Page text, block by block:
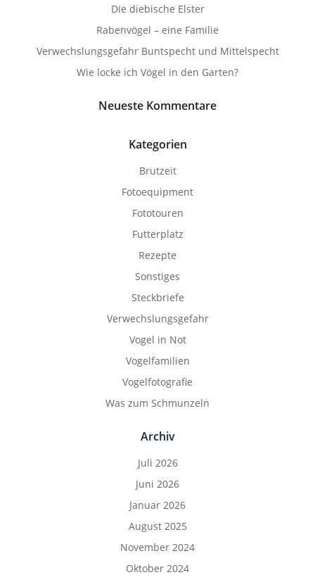
Die diebische Elster
Rabenvögel – eine Familie
Verwechslungsgefahr Buntspecht und Mittelspecht
Wie locke ich Vögel in den Garten?
Neueste Kommentare
Kategorien
Brutzeit
Fotoequipment
Fototouren
Futterplatz
Rezepte
Sonstiges
Steckbriefe
Verwechslungsgefahr
Vogel in Not
Vogelfamilien
Vogelfotografie
Was zum Schmunzeln
Archiv
Juli 2026
Juni 2026
Januar 2026
August 2025
November 2024
Oktober 2024